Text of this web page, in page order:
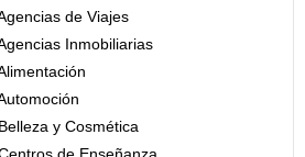
de Viajes
Inmobiliarias
y Cosmética